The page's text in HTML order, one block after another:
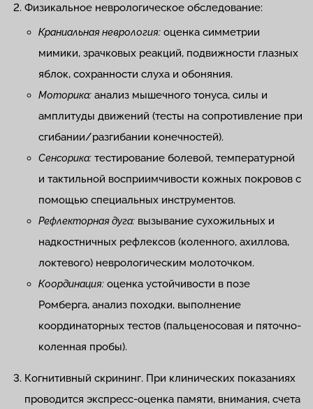
Физикальное неврологическое обследование:
Краниальная неврология: оценка симметрии
мимики, зрачковых реакций, подвижности глазных
яблок, сохранности слуха и обоняния.
Моторика: анализ мышечного тонуса, силы и
амплитуды движений (тесты на сопротивление при
сгибании/разгибании конечностей).
Сенсорика: тестирование болевой, температурной
и тактильной восприимчивости кожных покровов с
помощью специальных инструментов.
Рефлекторная дуга: вызывание сухожильных и
надкостничных рефлексов (коленного, ахиллова,
локтевого) неврологическим молоточком.
Координация: оценка устойчивости в позе
Ромберга, анализ походки, выполнение
координаторных тестов (пальценосовая и пяточно-
коленная пробы).
Когнитивный скрининг. При клинических показаниях
проводится экспресс-оценка памяти, внимания, счета